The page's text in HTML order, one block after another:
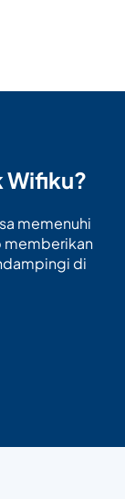
Wifiku?
memenuhi
memberikan
di